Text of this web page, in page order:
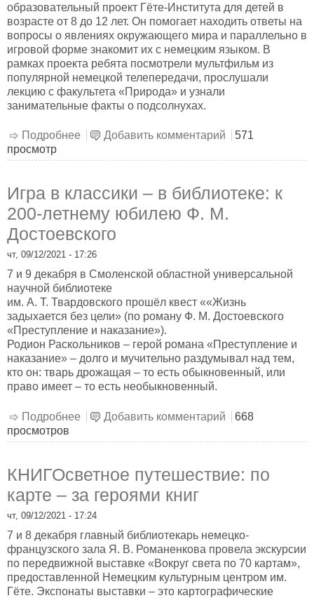
образовательный проект Гёте-Института для детей в
возрасте от 8 до 12 лет. Он помогает находить ответы на
вопросы о явлениях окружающего мира и параллельно в
игровой форме знакомит их с немецким языком. В
рамках проекта ребята посмотрели мультфильм из
популярной немецкой телепередачи, прослушали
лекцию с факультета «Природа» и узнали
занимательные факты о подсолнухах.
Подробнее о С немецким ты знаешь больше!
Добавить комментарий
571
просмотр
Игра в классики – в библиотеке: к
200-летнему юбилею Ф. М.
Достоевского
чт, 09/12/2021 - 17:26
7 и 9 декабря в Смоленской областной универсальной
научной библиотеке
им. А. Т. Твардовского прошёл квест ««Жизнь
задыхается без цели» (по роману Ф. М. Достоевского
«Преступление и наказание»).
Родион Раскольников – герой романа «Преступление и
наказание» – долго и мучительно раздумывал над тем,
кто он: тварь дрожащая – то есть обыкновенный, или
право имеет – то есть необыкновенный.
Подробнее о Игра в классики – в библиотеке: к 200-
Добавить комментарий
668
просмотров
КНИГОсветное путешествие: по
карте – за героями книг
чт, 09/12/2021 - 17:24
7 и 8 декабря главный библиотекарь немецко-
французского зала Я. В. Романенкова провела экскурсии
по передвижной выставке «Вокруг света по 70 картам»,
предоставленной Немецким культурным центром им.
Гёте. Экспонаты выставки – это картографические